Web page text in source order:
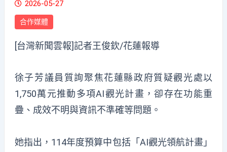
2026-05-27
合作媒體
[台灣新聞雲報]記者王俊欽/花蓮報導
徐子芳議員質詢聚焦花蓮縣政府質疑觀光處以
1,750萬元推動多項AI觀光計畫，卻存在功能重
疊、成效不明與資訊不準確等問題。
她指出，114年度預算中包括「AI觀光領航計畫」